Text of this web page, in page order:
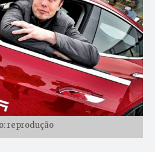
reprodução